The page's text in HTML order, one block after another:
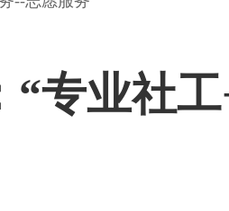
“专业社